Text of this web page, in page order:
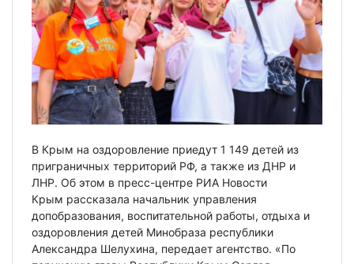
В Крым на оздоровление приедут 1 149 детей из
приграничных территорий РФ, а также из ДНР и
ЛНР. Об этом в пресс-центре РИА Новости
Крым рассказала начальник управления
допобразования, воспитательной работы, отдыха и
оздоровления детей Минобраза республики
Александра Шелухина, передает агентство. «По